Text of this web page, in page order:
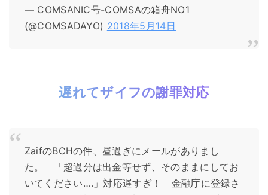
— COMSANIC号-COMSAの箱舟NO1
(@COMSADAYO) 2018年5月14日
遅れてザイフの謝罪対応
ZaifのBCHの件、昼過ぎにメールがありまし
た。 「超過分は出金等せず、そのままにしてお
いてください….」対応遅すぎ！ 金融庁に登録さ